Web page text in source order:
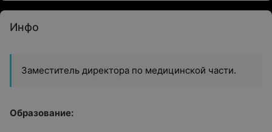
Инфо
Заместитель директора по медицинской части.
Образование: